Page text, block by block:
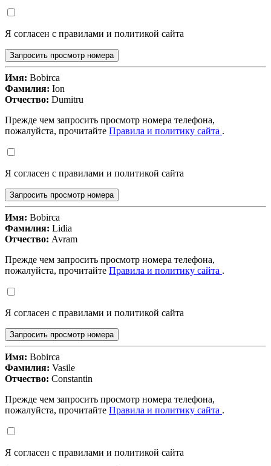
Я согласен с правилами и политикой сайта
Запросить просмотр номера
Имя: Bobirca
Фамилия: Ion
Отчество: Dumitru
Прежде чем запросить просмотр номера телефона,
пожалуйста, прочитайте Правила и политику сайта .
Я согласен с правилами и политикой сайта
Запросить просмотр номера
Имя: Bobirca
Фамилия: Lidia
Отчество: Avram
Прежде чем запросить просмотр номера телефона,
пожалуйста, прочитайте Правила и политику сайта .
Я согласен с правилами и политикой сайта
Запросить просмотр номера
Имя: Bobirca
Фамилия: Vasile
Отчество: Constantin
Прежде чем запросить просмотр номера телефона,
пожалуйста, прочитайте Правила и политику сайта .
Я согласен с правилами и политикой сайта